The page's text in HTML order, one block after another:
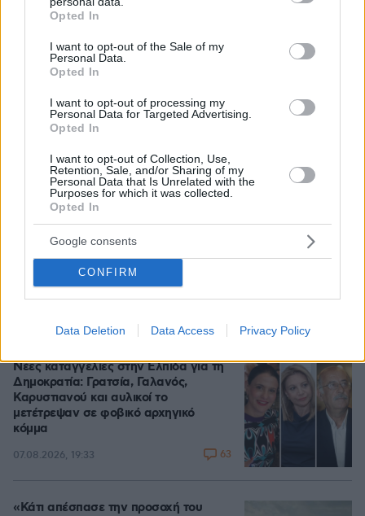
grant or deny consent to Google and its third-party tags to
use your data for below specified purposes in below Google
consent section.
Opted In
I want to opt-out of the Sale of my
Personal Data.
Opted In
I want to opt-out of processing my
Personal Data for Targeted Advertising.
Opted In
I want to opt-out of Collection, Use,
Retention, Sale, and/or Sharing of my
Personal Data that Is Unrelated with the
Purposes for which it was collected.
Opted In
Google consents
CONFIRM
Data Deletion Data Access Privacy Policy
Είδος υπό εξαφάνιση οι υπερπολύτεκνοι στην
Ελλάδα που γερνάει: Τα... δύο ταψιά μεσημεριανό,
07.08.2026, 15:59
Νέες καταγγελίες στην Ελπίδα για τη
Δημοκρατία: Γρατσία, Γαλανός,
Καρυστιανού και αυλικοί το
μετέτρεψαν σε φοβικό αρχηγικό
κόμμα
07.08.2026, 19:33 63
«Κάτι απέσπασε την προσοχή του